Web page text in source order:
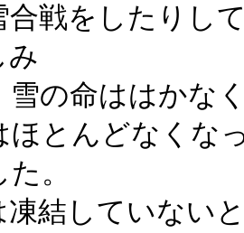
合戦をしたりし
み
雪の命ははかな
ほとんどなくな
。
凍結していない